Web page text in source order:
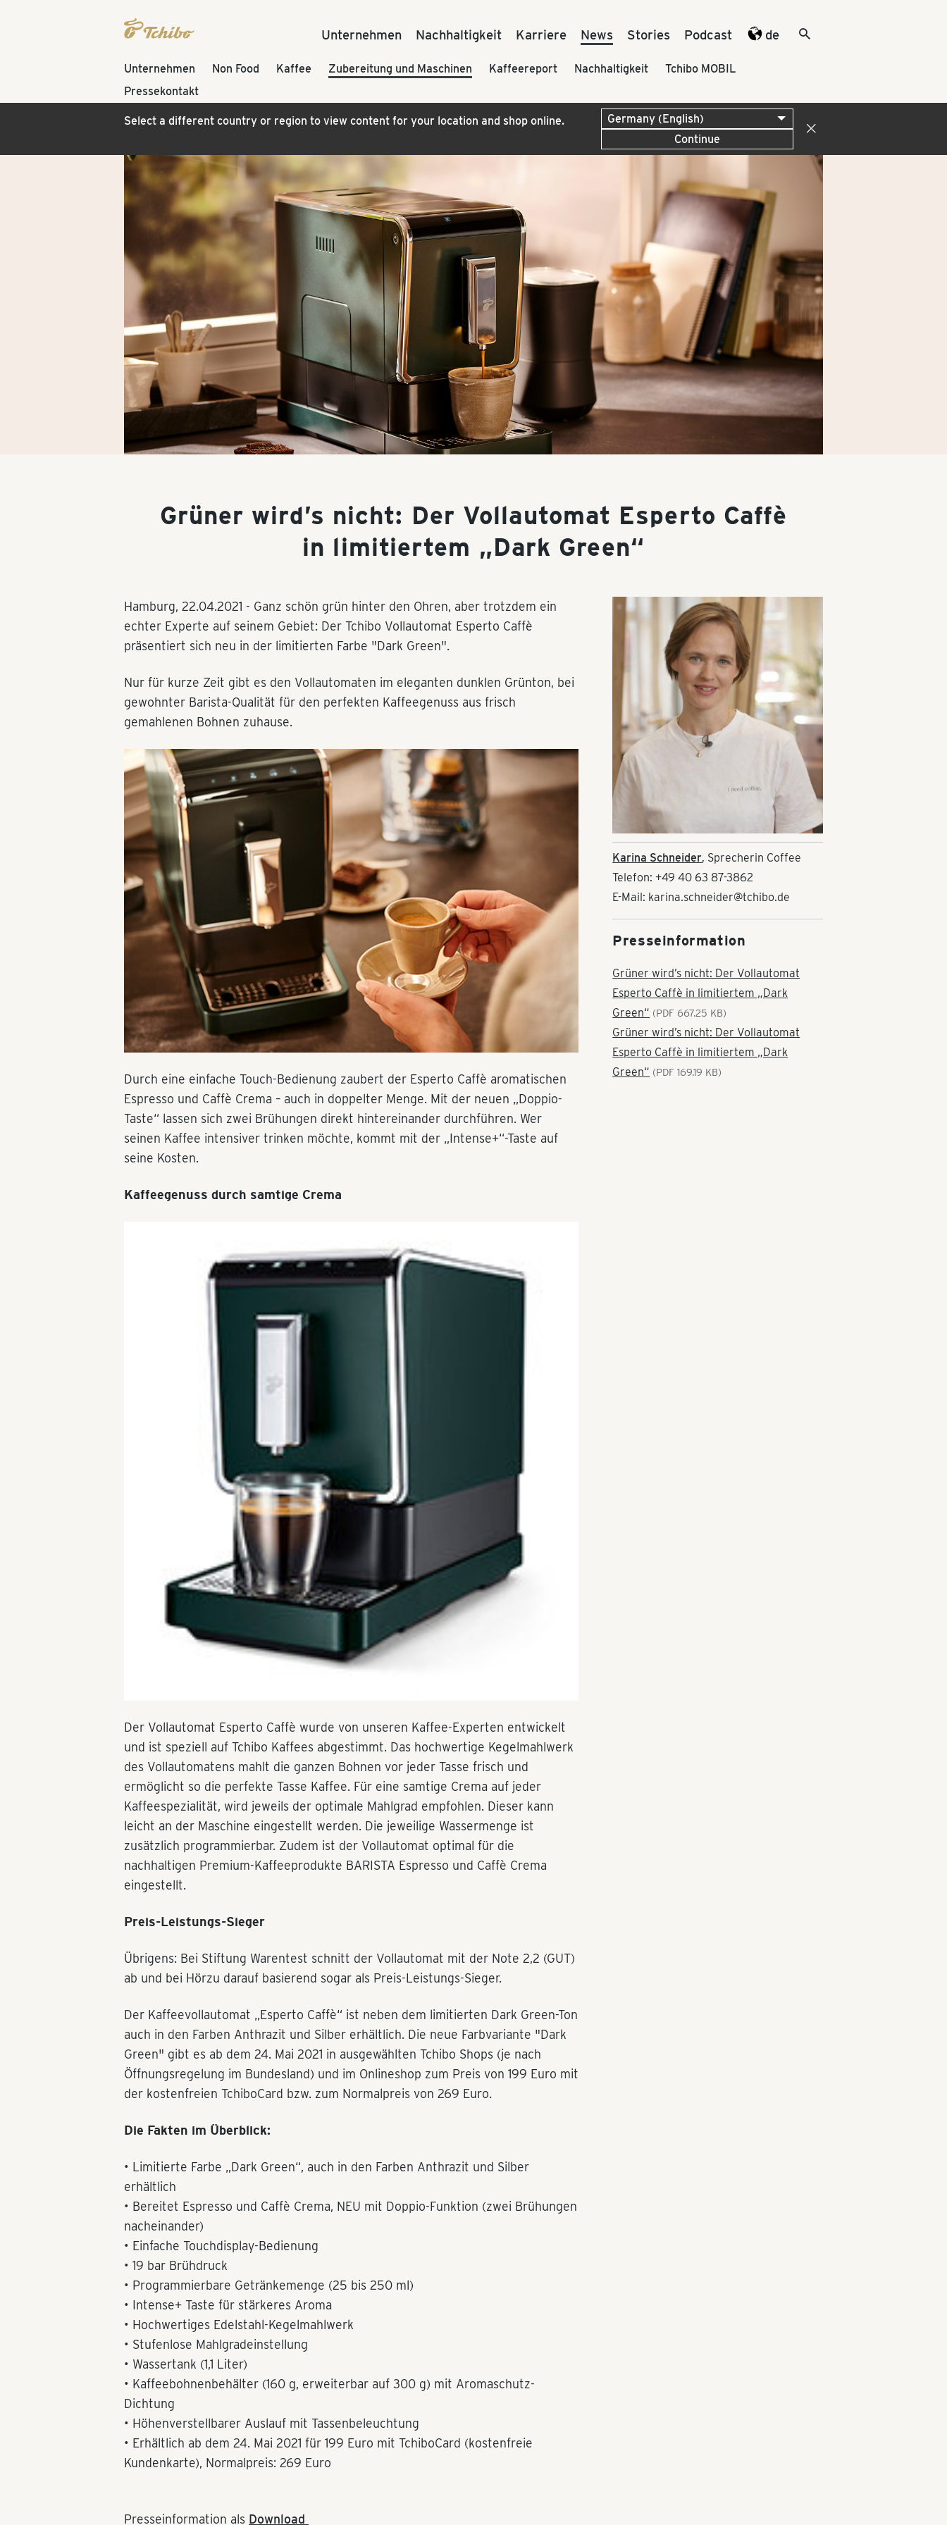
Unternehmen Nachhaltigkeit Karriere News Stories Podcast de
Unternehmen Non Food Kaffee Zubereitung und Maschinen Kaffeereport Nachhaltigkeit
Tchibo MOBIL
Pressekontakt
Select a different country or region to view content for your location and shop online.
Continue
Grüner wird’s nicht: Der Vollautomat Esperto Caffè
in limitiertem „Dark Green“
Hamburg, 22.04.2021 - Ganz schön grün hinter den Ohren, aber trotzdem ein
echter Experte auf seinem Gebiet: Der Tchibo Vollautomat Esperto Caffè
präsentiert sich neu in der limitierten Farbe "Dark Green".
Nur für kurze Zeit gibt es den Vollautomaten im eleganten dunklen Grünton, bei
gewohnter Barista-Qualität für den perfekten Kaffeegenuss aus frisch
gemahlenen Bohnen zuhause.
Durch eine einfache Touch-Bedienung zaubert der Esperto Caffè aromatischen
Espresso und Caffè Crema – auch in doppelter Menge. Mit der neuen „Doppio-
Taste“ lassen sich zwei Brühungen direkt hintereinander durchführen. Wer
seinen Kaffee intensiver trinken möchte, kommt mit der „Intense+“-Taste auf
seine Kosten.
Kaffeegenuss durch samtige Crema
Der Vollautomat Esperto Caffè wurde von unseren Kaffee-Experten entwickelt
und ist speziell auf Tchibo Kaffees abgestimmt. Das hochwertige Kegelmahlwerk
des Vollautomatens mahlt die ganzen Bohnen vor jeder Tasse frisch und
ermöglicht so die perfekte Tasse Kaffee. Für eine samtige Crema auf jeder
Kaffeespezialität, wird jeweils der optimale Mahlgrad empfohlen. Dieser kann
leicht an der Maschine eingestellt werden. Die jeweilige Wassermenge ist
zusätzlich programmierbar. Zudem ist der Vollautomat optimal für die
nachhaltigen Premium-Kaffeeprodukte BARISTA Espresso und Caffè Crema
eingestellt.
Preis-Leistungs-Sieger
Übrigens: Bei Stiftung Warentest schnitt der Vollautomat mit der Note 2,2 (GUT)
ab und bei Hörzu darauf basierend sogar als Preis-Leistungs-Sieger.
Der Kaffeevollautomat „Esperto Caffè“ ist neben dem limitierten Dark Green-Ton
auch in den Farben Anthrazit und Silber erhältlich. Die neue Farbvariante "Dark
Green" gibt es ab dem 24. Mai 2021 in ausgewählten Tchibo Shops (je nach
Öffnungsregelung im Bundesland) und im Onlineshop zum Preis von 199 Euro mit
der kostenfreien TchiboCard bzw. zum Normalpreis von 269 Euro.
Die Fakten im Überblick:
• Limitierte Farbe „Dark Green“, auch in den Farben Anthrazit und Silber
erhältlich
• Bereitet Espresso und Caffè Crema, NEU mit Doppio-Funktion (zwei Brühungen
nacheinander)
• Einfache Touchdisplay-Bedienung
• 19 bar Brühdruck
• Programmierbare Getränkemenge (25 bis 250 ml)
• Intense+ Taste für stärkeres Aroma
• Hochwertiges Edelstahl-Kegelmahlwerk
• Stufenlose Mahlgradeinstellung
• Wassertank (1,1 Liter)
• Kaffeebohnenbehälter (160 g, erweiterbar auf 300 g) mit Aromaschutz-
Dichtung
• Höhenverstellbarer Auslauf mit Tassenbeleuchtung
• Erhältlich ab dem 24. Mai 2021 für 199 Euro mit TchiboCard (kostenfreie
Kundenkarte), Normalpreis: 269 Euro
Presseinformation als Download
Karina Schneider, Sprecherin Coffee
Telefon: +49 40 63 87-3862
E-Mail: karina.schneider@tchibo.de
Presseinformation
Grüner wird’s nicht: Der Vollautomat
Esperto Caffè in limitiertem „Dark
Green“ (PDF 667.25 KB)
Grüner wird’s nicht: Der Vollautomat
Esperto Caffè in limitiertem „Dark
Green“ (PDF 169.19 KB)